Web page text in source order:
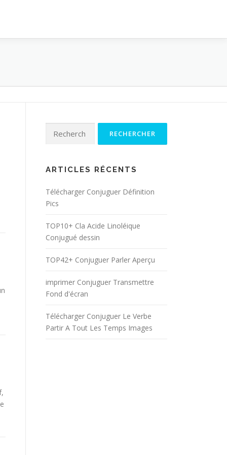
Rechercher :
ARTICLES RÉCENTS
Télécharger Conjuguer Définition
Pics
TOP10+ Cla Acide Linoléique
Conjugué dessin
TOP42+ Conjuguer Parler Aperçu
imprimer Conjuguer Transmettre
Fond d'écran
Télécharger Conjuguer Le Verbe
Partir A Tout Les Temps Images